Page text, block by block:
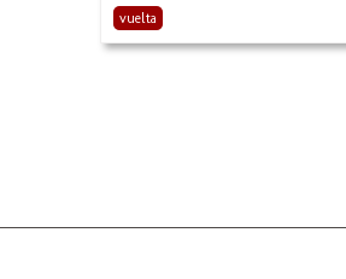
vuelta